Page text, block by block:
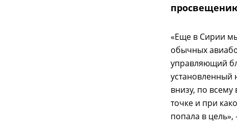
«Еще в Сирии
обычных
управляющий
установленный
внизу, по
точке и при
попала в цель»,